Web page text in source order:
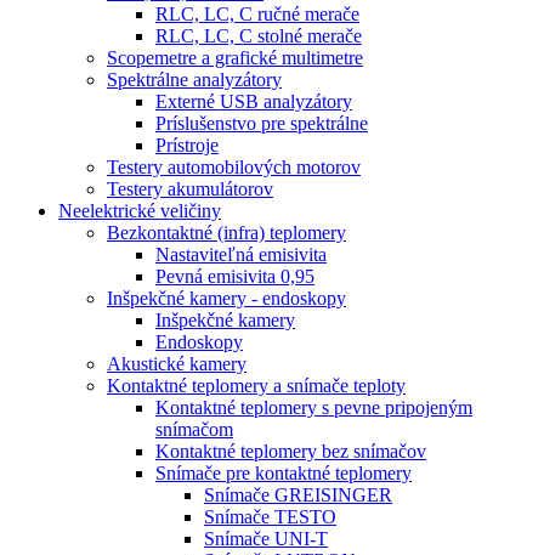
RLC, LC, C ručné merače
RLC, LC, C stolné merače
Scopemetre a grafické multimetre
Spektrálne analyzátory
Externé USB analyzátory
Príslušenstvo pre spektrálne
Prístroje
Testery automobilových motorov
Testery akumulátorov
Neelektrické veličiny
Bezkontaktné (infra) teplomery
Nastaviteľná emisivita
Pevná emisivita 0,95
Inšpekčné kamery - endoskopy
Inšpekčné kamery
Endoskopy
Akustické kamery
Kontaktné teplomery a snímače teploty
Kontaktné teplomery s pevne pripojeným
snímačom
Kontaktné teplomery bez snímačov
Snímače pre kontaktné teplomery
Snímače GREISINGER
Snímače TESTO
Snímače UNI-T